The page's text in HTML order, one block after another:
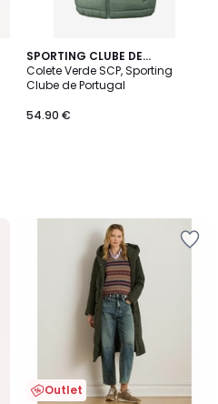
SPORTING CLUBE DE
PORTUGAL
Colete Verde SCP, Sporting
Clube de Portugal
54.90 €
Outlet